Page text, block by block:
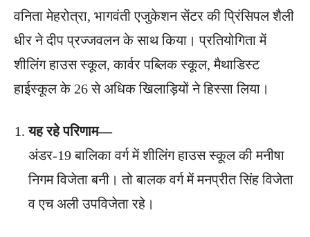
वनिता मेहरोत्रा, भागवंती एजुकेशन सेंटर की प्रिंसिपल शैली
धीर ने दीप प्रज्जवलन के साथ किया। प्रतियोगिता में
शीलिंग हाउस स्कूल, कार्वर पब्लिक स्कूल, मैथाडिस्ट
हाईस्कूल के 26 से अधिक खिलाड़ियों ने हिस्सा लिया।
यह रहे परिणाम—
अंडर-19 बालिका वर्ग में शीलिंग हाउस स्कूल की मनीषा
निगम विजेता बनी। तो बालक वर्ग में मनप्रीत सिंह विजेता
व एच अली उपविजेता रहे।